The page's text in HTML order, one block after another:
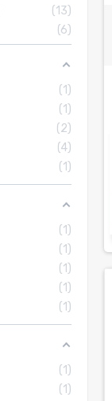
13
6
1
1
2
4
1
1
1
1
1
1
1
1